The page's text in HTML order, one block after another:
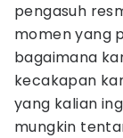
pengasuh
momen yang
bagaimana
kecakapan
yang kalian
mungkin